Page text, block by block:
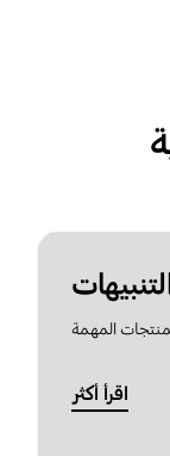
المهمة
اقرأ أكثر